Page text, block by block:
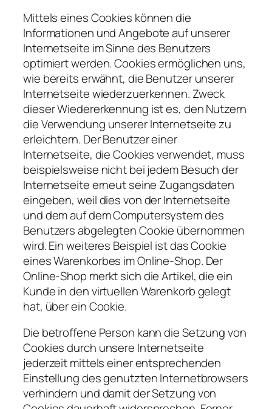
Mittels eines Cookies können die
Informationen und Angebote auf unserer
Internetseite im Sinne des Benutzers
optimiert werden. Cookies ermöglichen uns,
wie bereits erwähnt, die Benutzer unserer
Internetseite wiederzuerkennen. Zweck
dieser Wiedererkennung ist es, den Nutzern
die Verwendung unserer Internetseite zu
erleichtern. Der Benutzer einer
Internetseite, die Cookies verwendet, muss
beispielsweise nicht bei jedem Besuch der
Internetseite erneut seine Zugangsdaten
eingeben, weil dies von der Internetseite
und dem auf dem Computersystem des
Benutzers abgelegten Cookie übernommen
wird. Ein weiteres Beispiel ist das Cookie
eines Warenkorbes im Online-Shop. Der
Online-Shop merkt sich die Artikel, die ein
Kunde in den virtuellen Warenkorb gelegt
hat, über ein Cookie.
Die betroffene Person kann die Setzung von
Cookies durch unsere Internetseite
jederzeit mittels einer entsprechenden
Einstellung des genutzten Internetbrowsers
verhindern und damit der Setzung von